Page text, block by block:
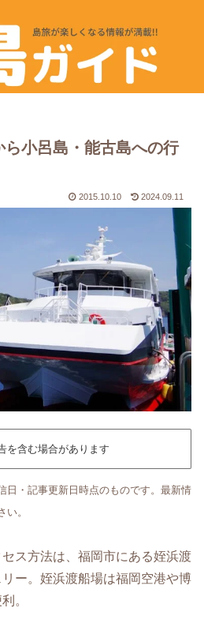
小呂島・能古島への行
2015.10.10 2024.09.11
を含む場合があります
日・記事更新日時点のものです。最新情
。
ス方法は、福岡市にある姪浜渡
ー。姪浜渡船場は福岡空港や博
。